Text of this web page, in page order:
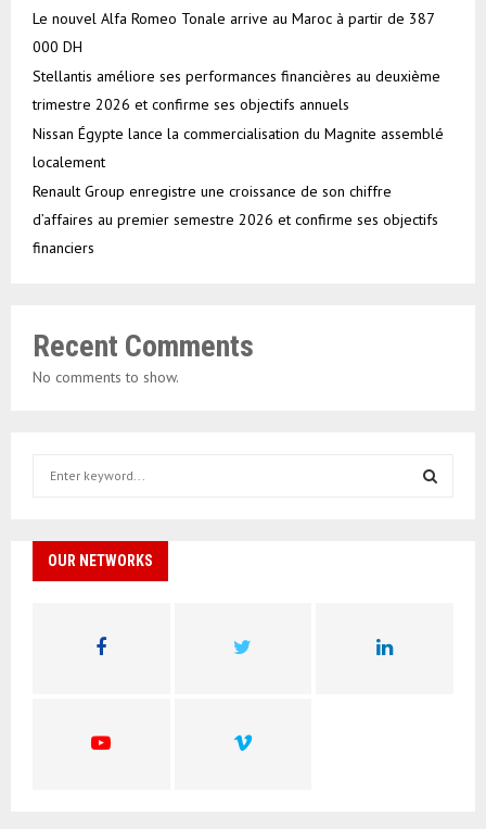
Le nouvel Alfa Romeo Tonale arrive au Maroc à partir de 387
000 DH
Stellantis améliore ses performances financières au deuxième
trimestre 2026 et confirme ses objectifs annuels
Nissan Égypte lance la commercialisation du Magnite assemblé
localement
Renault Group enregistre une croissance de son chiffre
d’affaires au premier semestre 2026 et confirme ses objectifs
financiers
Recent Comments
No comments to show.
h
OUR NETWORKS